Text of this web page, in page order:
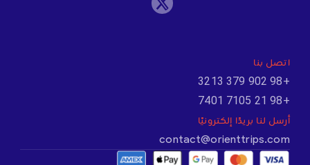
اتصل بنا
+98 902 379 3213
+98 21 7105 7401
أرسل لنا بريدًا إلكترونيًا
contact@orienttrips.com